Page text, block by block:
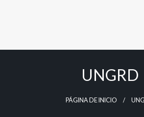
UNGRD
PÁGINA DE INICIO